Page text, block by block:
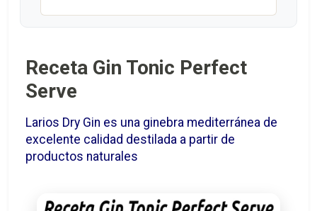
Receta Gin Tonic Perfect
Serve
Larios Dry Gin es una ginebra mediterránea de
excelente calidad destilada a partir de
productos naturales